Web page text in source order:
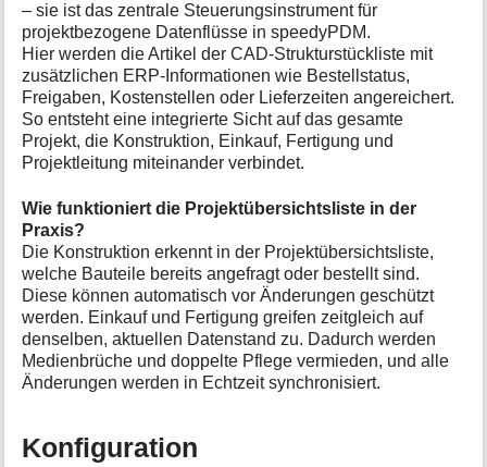
S
e
i
t
e
– sie ist das zentrale Steuerungsinstrument für
projektbezogene Datenflüsse in speedyPDM.
Hier werden die Artikel der CAD-Strukturstückliste mit
zusätzlichen ERP-Informationen wie Bestellstatus,
Freigaben, Kostenstellen oder Lieferzeiten angereichert.
So entsteht eine integrierte Sicht auf das gesamte
Projekt, die Konstruktion, Einkauf, Fertigung und
Projektleitung miteinander verbindet.
Wie funktioniert die Projektübersichtsliste in der
Praxis?
Die Konstruktion erkennt in der Projektübersichtsliste,
welche Bauteile bereits angefragt oder bestellt sind.
Diese können automatisch vor Änderungen geschützt
werden. Einkauf und Fertigung greifen zeitgleich auf
denselben, aktuellen Datenstand zu. Dadurch werden
Medienbrüche und doppelte Pflege vermieden, und alle
Änderungen werden in Echtzeit synchronisiert.
Konfiguration